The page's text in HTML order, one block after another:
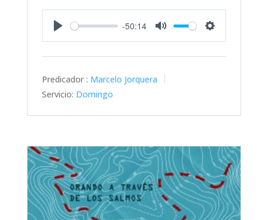
-50:14
Predicador : Marcelo Jorquera
Servicio: Domingo